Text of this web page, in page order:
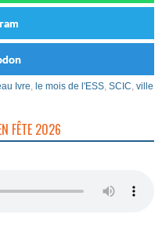
Ivre, le mois de l'ESS, SCIC, ville
FÊTE 2026